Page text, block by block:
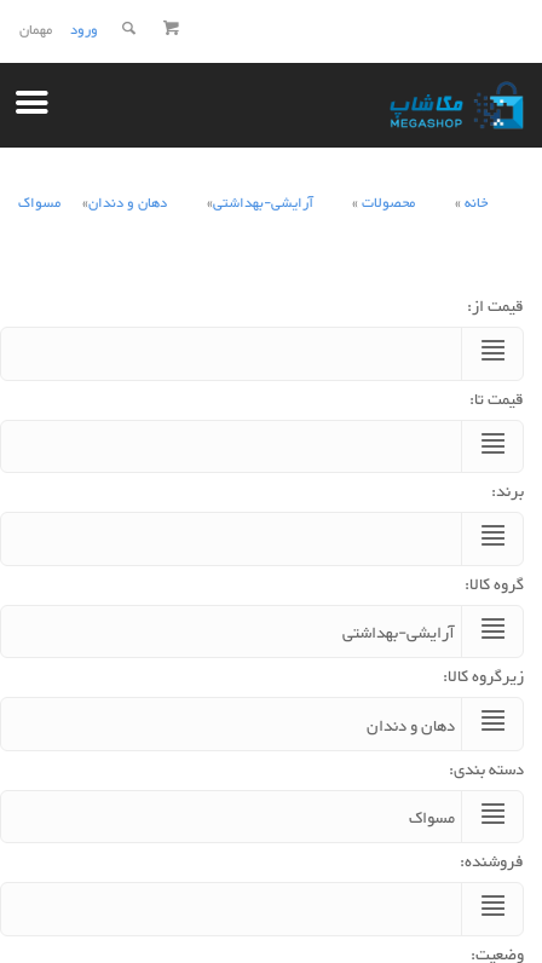
مهمان ورود
خانه محصولات آرایشی-بهداشتی دهان و دندان مسواک
قیمت از:
قیمت تا:
برند:
گروه کالا:
زیرگروه کالا:
دسته بندی:
فروشنده:
وضعیت: